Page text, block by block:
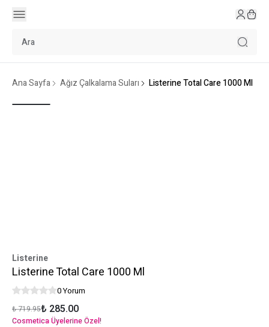
Ana Sayfa Ağız Çalkalama Suları Listerine Total Care 1000 Ml
Listerine
Listerine Total Care 1000 Ml
0 Yorum
₺ 719.95₺ 285.00
Cosmetica Üyelerine Özel!